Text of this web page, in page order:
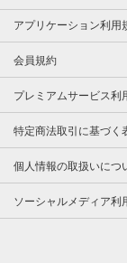
アプリケーション利用
会員規約
プレミアムサービス利
特定商法取引に基づく
個人情報の取扱いにつ
ソーシャルメディア利